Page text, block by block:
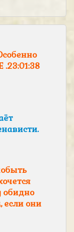
обидно
если они